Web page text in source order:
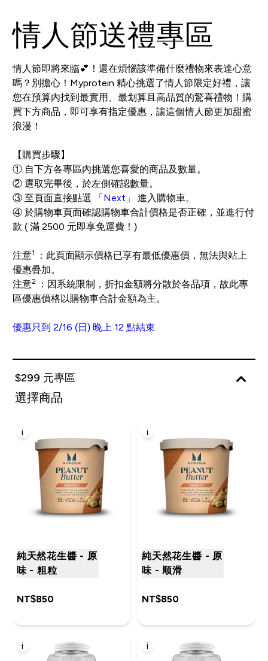
情人節送禮專區
情人節即將來臨💕！還在煩惱該準備什麼禮物來表達心意
嗎？別擔心！Myprotein 精心挑選了情人節限定好禮，讓
您在預算內找到最實用、最划算且高品質的驚喜禮物！購
買下方商品，即可享有指定優惠，讓這個情人節更加甜蜜
浪漫！
【購買步驟】
① 自下方各專區內挑選您喜愛的商品及數量。
② 選取完畢後，於左側確認數量。
③ 至頁面直接點選
「Next」
進入購物車。
④ 於購物車頁面確認購物車合計價格是否正確，並進行付
款 ( 滿 2500 元即享免運費！)
注意1
：此頁面顯示價格已享有最低優惠價，無法與站上
優惠疊加。
注意2
：因系統限制，折扣金額將分散於各品項，故此專
區優惠價格以購物車合計金額為主。
優惠只到 2/16 (日) 晚上 12 點結束
$299 元專區
選擇商品
i
純天然花生醬 - 原
味 - 粗粒
NT$850‎
i
純天然花生醬 - 原
味 - 顺滑
NT$850‎
i i